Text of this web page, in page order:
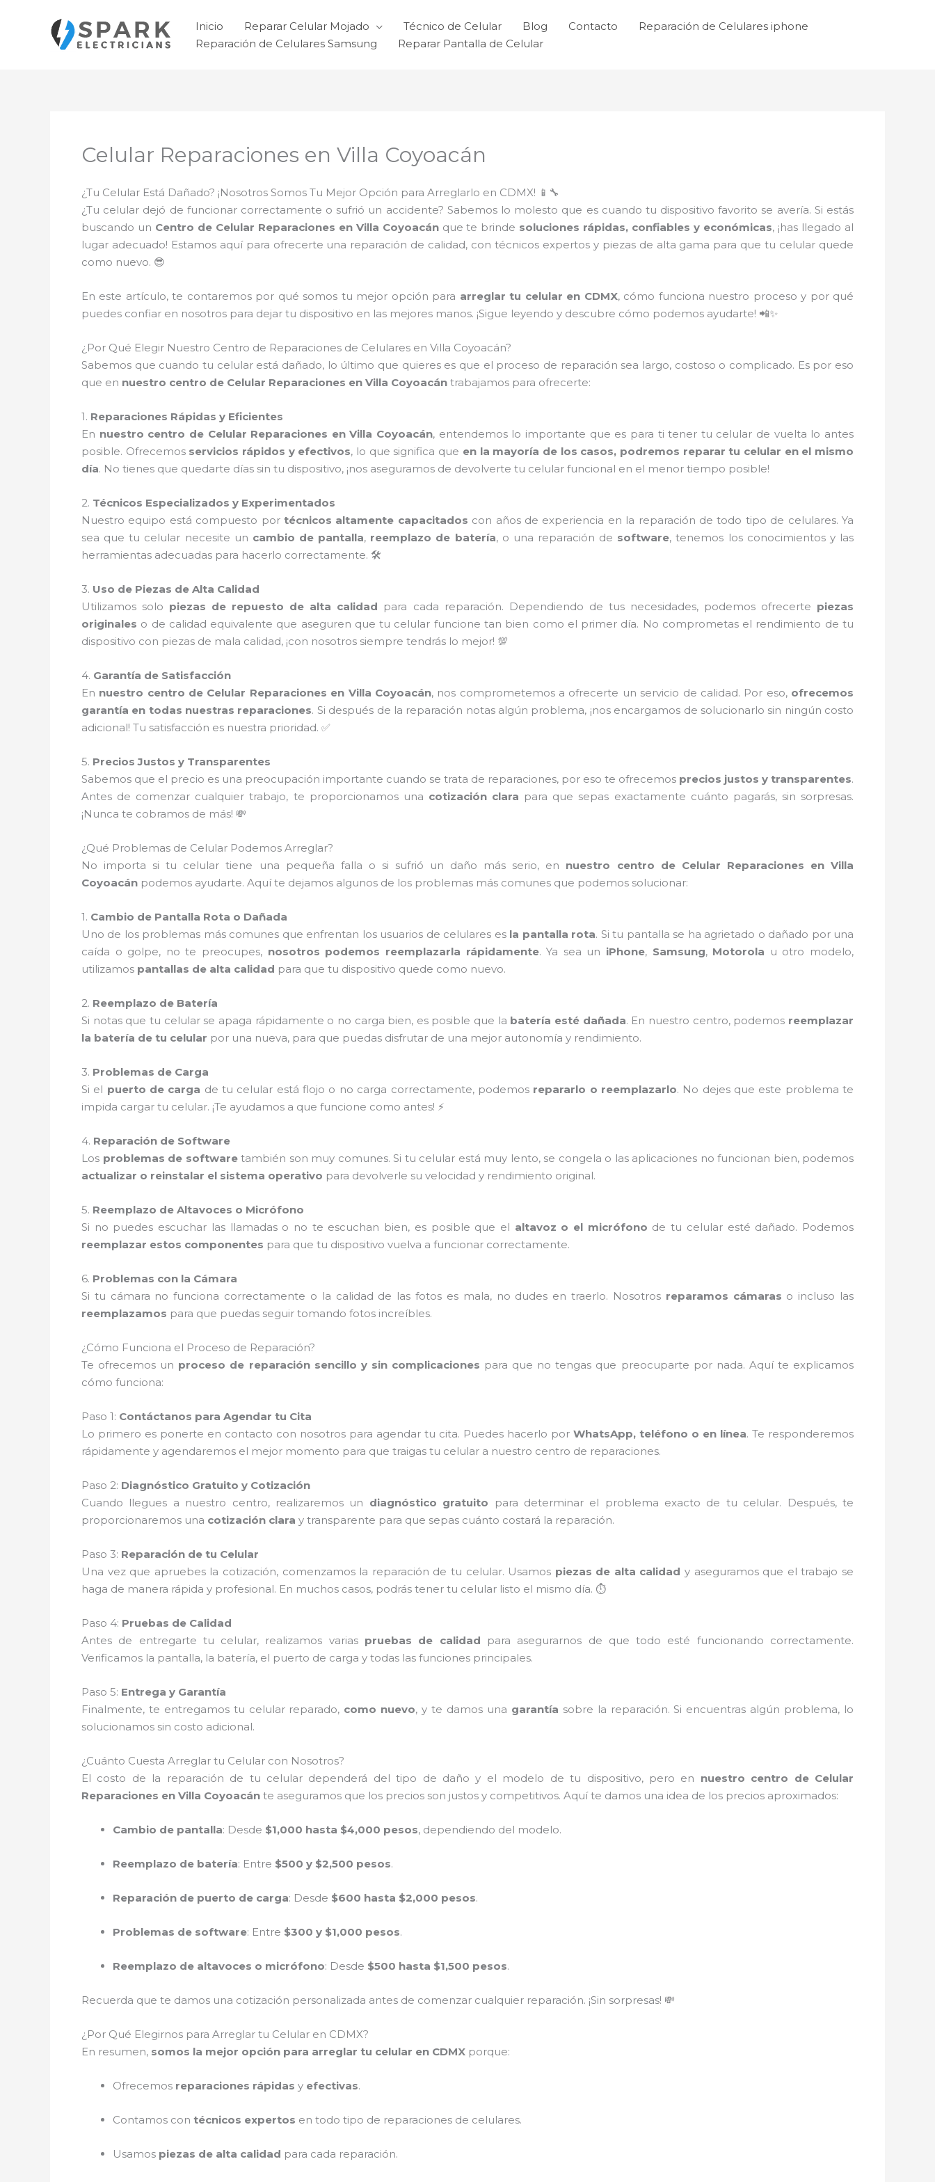
contenido
Inicio Reparar Celular Mojado Técnico de Celular Blog Contacto
Reparación de Celulares iphone
Reparación de Celulares Samsung
Reparar Pantalla de Celular
Celular Reparaciones en Villa Coyoacán
¿Tu Celular Está Dañado? ¡Nosotros Somos Tu Mejor Opción para Arreglarlo en CDMX! 📱🔧
¿Tu celular dejó de funcionar correctamente o sufrió un accidente? Sabemos lo molesto que es cuando tu dispositivo favorito se avería. Si estás
buscando un Centro de Celular Reparaciones en Villa Coyoacánque te brinde soluciones rápidas, confiables y económicas, ¡has llegado al
lugar adecuado! Estamos aquí para ofrecerte una reparación de calidad, con técnicos expertos y piezas de alta gama para que tu celular quede
como nuevo. 😎
En este artículo, te contaremos por qué somos tu mejor opción para arreglar tu celular en CDMX, cómo funciona nuestro proceso y por qué
puedes confiar en nosotros para dejar tu dispositivo en las mejores manos. ¡Sigue leyendo y descubre cómo podemos ayudarte! 📲✨
¿Por Qué Elegir Nuestro Centro de Reparaciones de Celulares en Villa Coyoacán?
Sabemos que cuando tu celular está dañado, lo último que quieres es que el proceso de reparación sea largo, costoso o complicado. Es por eso
que en nuestro centro de Celular Reparaciones en Villa Coyoacán trabajamos para ofrecerte:
1. Reparaciones Rápidas y Eficientes
En nuestro centro de Celular Reparaciones en Villa Coyoacán, entendemos lo importante que es para ti tener tu celular de vuelta lo antes
posible. Ofrecemos servicios rápidos y efectivos, lo que significa que en la mayoría de los casos, podremos reparar tu celular en el mismo
día. No tienes que quedarte días sin tu dispositivo, ¡nos aseguramos de devolverte tu celular funcional en el menor tiempo posible!
2. Técnicos Especializados y Experimentados
Nuestro equipo está compuesto por técnicos altamente capacitados con años de experiencia en la reparación de todo tipo de celulares. Ya
sea que tu celular necesite un cambio de pantalla, reemplazo de batería, o una reparación de software, tenemos los conocimientos y las
herramientas adecuadas para hacerlo correctamente. 🛠️
3. Uso de Piezas de Alta Calidad
Utilizamos solo piezas de repuesto de alta calidad para cada reparación. Dependiendo de tus necesidades, podemos ofrecerte piezas
originales o de calidad equivalente que aseguren que tu celular funcione tan bien como el primer día. No comprometas el rendimiento de tu
dispositivo con piezas de mala calidad, ¡con nosotros siempre tendrás lo mejor! 💯
4. Garantía de Satisfacción
En nuestro centro de Celular Reparaciones en Villa Coyoacán, nos comprometemos a ofrecerte un servicio de calidad. Por eso, ofrecemos
garantía en todas nuestras reparaciones. Si después de la reparación notas algún problema, ¡nos encargamos de solucionarlo sin ningún costo
adicional! Tu satisfacción es nuestra prioridad. ✅
5. Precios Justos y Transparentes
Sabemos que el precio es una preocupación importante cuando se trata de reparaciones, por eso te ofrecemos precios justos y transparentes.
Antes de comenzar cualquier trabajo, te proporcionamos una cotización clara para que sepas exactamente cuánto pagarás, sin sorpresas.
¡Nunca te cobramos de más! 💸
¿Qué Problemas de Celular Podemos Arreglar?
No importa si tu celular tiene una pequeña falla o si sufrió un daño más serio, en nuestro centro de Celular Reparaciones en Villa
Coyoacán podemos ayudarte. Aquí te dejamos algunos de los problemas más comunes que podemos solucionar:
1. Cambio de Pantalla Rota o Dañada
Uno de los problemas más comunes que enfrentan los usuarios de celulares es la pantalla rota. Si tu pantalla se ha agrietado o dañado por una
caída o golpe, no te preocupes, nosotros podemos reemplazarla rápidamente. Ya sea un iPhone, Samsung, Motorola u otro modelo,
utilizamos pantallas de alta calidad para que tu dispositivo quede como nuevo.
2. Reemplazo de Batería
Si notas que tu celular se apaga rápidamente o no carga bien, es posible que la batería esté dañada. En nuestro centro, podemos reemplazar
la batería de tu celular por una nueva, para que puedas disfrutar de una mejor autonomía y rendimiento.
3. Problemas de Carga
Si el puerto de carga de tu celular está flojo o no carga correctamente, podemos repararlo o reemplazarlo. No dejes que este problema te
impida cargar tu celular. ¡Te ayudamos a que funcione como antes! ⚡
4. Reparación de Software
Los problemas de softwaretambién son muy comunes. Si tu celular está muy lento, se congela o las aplicaciones no funcionan bien, podemos
actualizar o reinstalar el sistema operativo para devolverle su velocidad y rendimiento original.
5. Reemplazo de Altavoces o Micrófono
Si no puedes escuchar las llamadas o no te escuchan bien, es posible que el altavoz o el micrófono de tu celular esté dañado. Podemos
reemplazar estos componentes para que tu dispositivo vuelva a funcionar correctamente.
6. Problemas con la Cámara
Si tu cámara no funciona correctamente o la calidad de las fotos es mala, no dudes en traerlo. Nosotros reparamos cámaras o incluso las
reemplazamos para que puedas seguir tomando fotos increíbles.
¿Cómo Funciona el Proceso de Reparación?
Te ofrecemos un proceso de reparación sencillo y sin complicaciones para que no tengas que preocuparte por nada. Aquí te explicamos
cómo funciona:
Paso 1: Contáctanos para Agendar tu Cita
Lo primero es ponerte en contacto con nosotros para agendar tu cita. Puedes hacerlo por WhatsApp, teléfono o en línea. Te responderemos
rápidamente y agendaremos el mejor momento para que traigas tu celular a nuestro centro de reparaciones.
Paso 2: Diagnóstico Gratuito y Cotización
Cuando llegues a nuestro centro, realizaremos un diagnóstico gratuito para determinar el problema exacto de tu celular. Después, te
proporcionaremos una cotización clara y transparente para que sepas cuánto costará la reparación.
Paso 3: Reparación de tu Celular
Una vez que apruebes la cotización, comenzamos la reparación de tu celular. Usamos piezas de alta calidad y aseguramos que el trabajo se
haga de manera rápida y profesional. En muchos casos, podrás tener tu celular listo el mismo día. ⏱️
Paso 4: Pruebas de Calidad
Antes de entregarte tu celular, realizamos varias pruebas de calidad para asegurarnos de que todo esté funcionando correctamente.
Verificamos la pantalla, la batería, el puerto de carga y todas las funciones principales.
Paso 5: Entrega y Garantía
Finalmente, te entregamos tu celular reparado, como nuevo, y te damos una garantía sobre la reparación. Si encuentras algún problema, lo
solucionamos sin costo adicional.
¿Cuánto Cuesta Arreglar tu Celular con Nosotros?
El costo de la reparación de tu celular dependerá del tipo de daño y el modelo de tu dispositivo, pero en nuestro centro de Celular
Reparaciones en Villa Coyoacán te aseguramos que los precios son justos y competitivos. Aquí te damos una idea de los precios aproximados:
Cambio de pantalla: Desde $1,000 hasta $4,000 pesos, dependiendo del modelo.
Reemplazo de batería: Entre $500 y $2,500 pesos.
Reparación de puerto de carga: Desde $600 hasta $2,000 pesos.
Problemas de software: Entre $300 y $1,000 pesos.
Reemplazo de altavoces o micrófono: Desde $500 hasta $1,500 pesos.
Recuerda que te damos una cotización personalizada antes de comenzar cualquier reparación. ¡Sin sorpresas! 💸
¿Por Qué Elegirnos para Arreglar tu Celular en CDMX?
En resumen, somos la mejor opción para arreglar tu celular en CDMX porque:
Ofrecemos reparaciones rápidas y efectivas.
Contamos con técnicos expertos en todo tipo de reparaciones de celulares.
Usamos piezas de alta calidad para cada reparación.